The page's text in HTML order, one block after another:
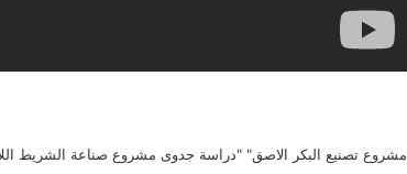
مشروع تصنيع البكر الاصق" "دراسة جدوى مشروع صناعة الشريط